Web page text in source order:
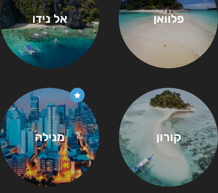
פלוואן אל נידו
קורון מנילה